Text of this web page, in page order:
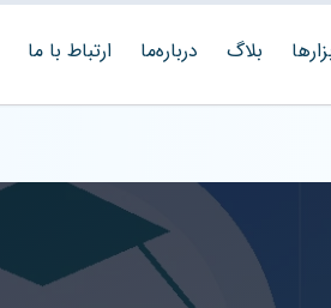
بلاگ درباره‌ما ارتباط با ‌ما